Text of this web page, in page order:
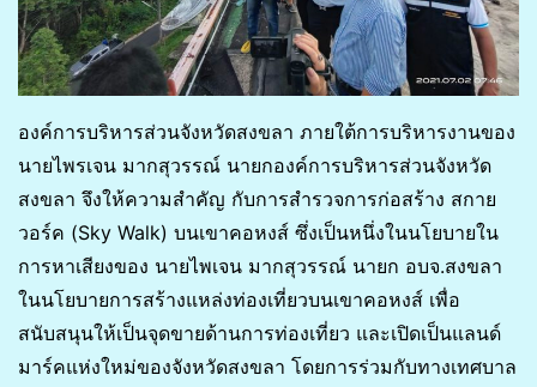
องค์การบริหารส่วนจังหวัดสงขลา ภายใต้การบริหารงานของ
นายไพรเจน มากสุวรรณ์ นายกองค์การบริหารส่วนจังหวัด
สงขลา จึงให้ความสำคัญ กับการสำรวจการก่อสร้าง สกาย
วอร์ค (Sky Walk) บนเขาคอหงส์ ซึ่งเป็นหนึ่งในนโยบายใน
การหาเสียงของ นายไพเจน มากสุวรรณ์ นายก อบจ.สงขลา
ในนโยบายการสร้างแหล่งท่องเที่ยวบนเขาคอหงส์ เพื่อ
สนับสนุนให้เป็นจุดขายด้านการท่องเที่ยว และเปิดเป็นแลนด์
มาร์คแห่งใหม่ของจังหวัดสงขลา โดยการร่วมกับทางเทศบาล